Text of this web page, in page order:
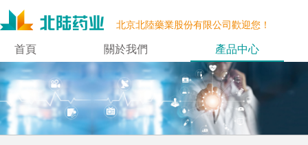
北京北陸藥業股份有限公司歡迎您！
首頁 關於我們 產品中心